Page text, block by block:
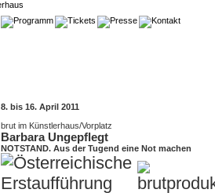
8. bis 16. April 2011
brut im Künstlerhaus/Vorplatz
Barbara Ungepflegt
NOTSTAND. Aus der Tugend eine Not machen